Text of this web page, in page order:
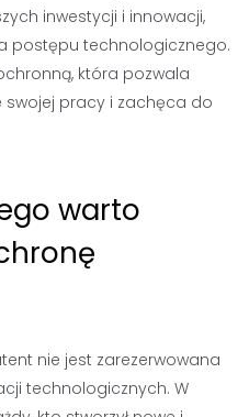
inwestycji i innowacji,
postępu technologicznego.
która pozwala
pracy i zachęca do
warto
nie jest zarezerwowana
technologicznych. W